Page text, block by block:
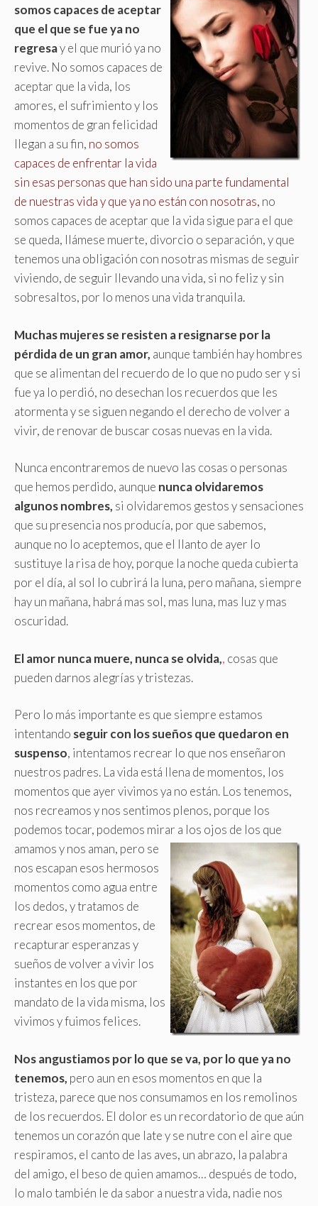
somos capaces de aceptar
que el que se fue ya no
regresay el que murió ya no
revive. No somos capaces de
aceptar que la vida, los
amores, el sufrimiento y los
momentos de gran felicidad
llegan a su fin, no somos
capaces de enfrentar la vida
sin esas personas que han sido una parte fundamental
de nuestras vida y que ya no están con nosotras, no
somos capaces de aceptar que la vida sigue para el que
se queda, llámese muerte, divorcio o separación, y que
tenemos una obligación con nosotras mismas de seguir
viviendo, de seguir llevando una vida, si no feliz y sin
sobresaltos, por lo menos una vida tranquila.
Muchas mujeres se resisten a resignarse por la
pérdida de un gran amor, aunque también hay hombres
que se alimentan del recuerdo de lo que no pudo ser y si
fue ya lo perdió, no desechan los recuerdos que les
atormenta y se siguen negando el derecho de volver a
vivir, de renovar de buscar cosas nuevas en la vida.
Nunca encontraremos de nuevo las cosas o personas
que hemos perdido, aunque nunca olvidaremos
algunos nombres, si olvidaremos gestos y sensaciones
que su presencia nos producía, por que sabemos,
aunque no lo aceptemos, que el llanto de ayer lo
sustituye la risa de hoy, porque la noche queda cubierta
por el día, al sol lo cubrirá la luna, pero mañana, siempre
hay un mañana, habrá mas sol, mas luna, mas luz y mas
oscuridad.
El amor nunca muere, nunca se olvida,, cosas que
pueden darnos alegrías y tristezas.
Pero lo más importante es que siempre estamos
intentando seguir con los sueños que quedaron en
suspenso, intentamos recrear lo que nos enseñaron
nuestros padres. La vida está llena de momentos, los
momentos que ayer vivimos ya no están. Los tenemos,
nos recreamos y nos sentimos plenos, porque los
podemos tocar, podemos mirar a los ojos de los que
amamos y nos aman, pero se
nos escapan esos hermosos
momentos como agua entre
los dedos, y tratamos de
recrear esos momentos, de
recapturar esperanzas y
sueños de volver a vivir los
instantes en los que por
mandato de la vida misma, los
vivimos y fuimos felices.
Nos angustiamos por lo que se va, por lo que ya no
tenemos, pero aun en esos momentos en que la
tristeza, parece que nos consumamos en los remolinos
de los recuerdos. El dolor es un recordatorio de que aún
tenemos un corazón que late y se nutre con el aire que
respiramos, el canto de las aves, un abrazo, la palabra
del amigo, el beso de quien amamos… después de todo,
lo malo también le da sabor a nuestra vida, nadie nos